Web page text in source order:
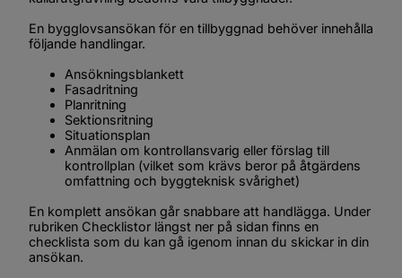
En bygglovsansökan för en tillbyggnad behöver innehålla
följande handlingar.
Ansökningsblankett
Fasadritning
Planritning
Sektionsritning
Situationsplan
Anmälan om kontrollansvarig eller förslag till
kontrollplan (vilket som krävs beror på åtgärdens
omfattning och byggteknisk svårighet)
En komplett ansökan går snabbare att handlägga. Under
rubriken Checklistor längst ner på sidan finns en
checklista som du kan gå igenom innan du skickar in din
ansökan.